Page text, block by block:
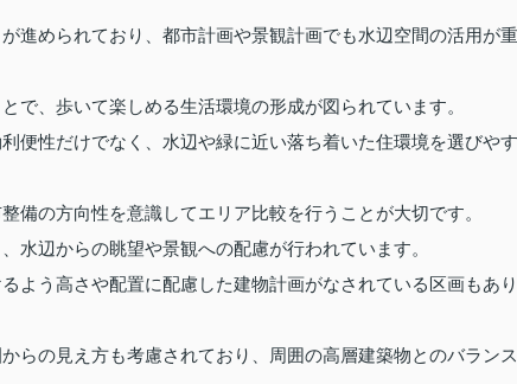
進められており、都市計画や景観計画でも水辺空間の活用が重
で、歩いて楽しめる生活環境の形成が図られています。
便性だけでなく、水辺や緑に近い落ち着いた住環境を選びやす
備の方向性を意識してエリア比較を行うことが大切です。
水辺からの眺望や景観への配慮が行われています。
よう高さや配置に配慮した建物計画がなされている区画もあり
らの見え方も考慮されており、周囲の高層建築物とのバランス